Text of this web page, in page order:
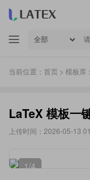
当前位置： 首页 > 模板库
LaTeX 模板一
上传时间：2026-05-13
1/4